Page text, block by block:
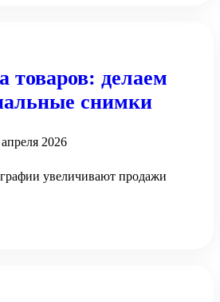
товаров: делаем
снимки
2026
увеличивают продажи